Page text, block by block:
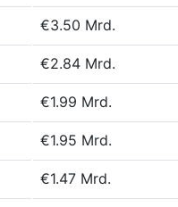
€3.50 Mrd.
€2.84 Mrd.
€1.99 Mrd.
€1.95 Mrd.
€1.47 Mrd.